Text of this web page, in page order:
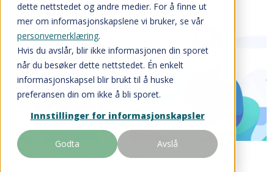
dette nettstedet og andre medier. For å finne ut
mer om informasjonskapslene vi bruker, se vår
personvernerklæring.
Hvis du avslår, blir ikke informasjonen din sporet
når du besøker dette nettstedet. Én enkelt
informasjonskapsel blir brukt til å huske
preferansen din om ikke å bli sporet.
Innstillinger for informasjonskapsler
Godta Avslå
Illustrasjon: Knif Fundraising